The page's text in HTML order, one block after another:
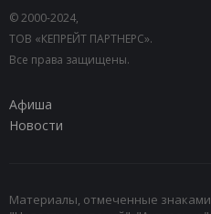
© 2000-2024,
ТОВ «КЕПРЕЙТ ПАРТНЕРС».
Все права защищены.
Афиша
Новости
Материалы, отмеченные